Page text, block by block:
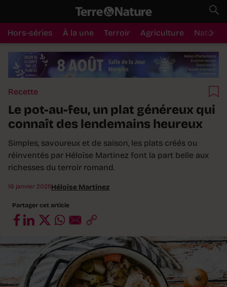
Hors-séries À la une Terroir Agriculture Nature
Recette
Le pot-au-feu, un plat généreux qui
connaît des lendemains heureux
Simples, savoureux et de saison, les plats créés ou
réinventés par Héloïse Martinez font la part belle aux
richesses du terroir romand.
16 janvier 2025Héloïse Martinez
Partager cet article